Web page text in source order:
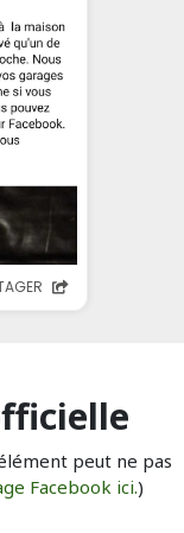
peut ne pas
Facebook ici.)